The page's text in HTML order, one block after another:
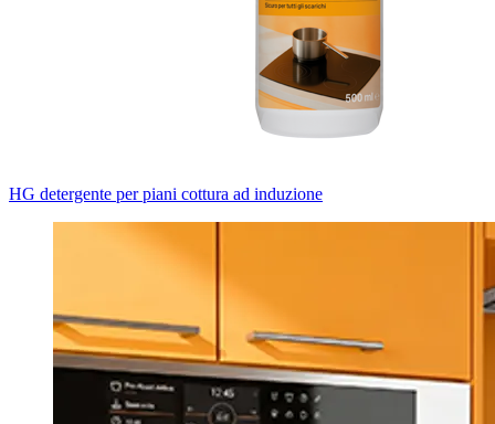
HG detergente per piani cottura ad induzione